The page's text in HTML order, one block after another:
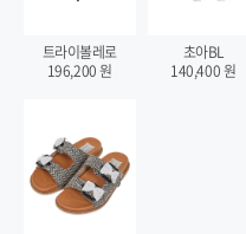
트라이볼레로
196,200원
초아BL
140,400원